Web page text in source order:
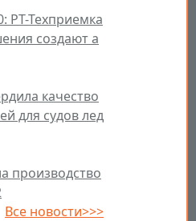
РТ-Техприемка
создают а
качество
для судов лед
производство
Все новости>>>